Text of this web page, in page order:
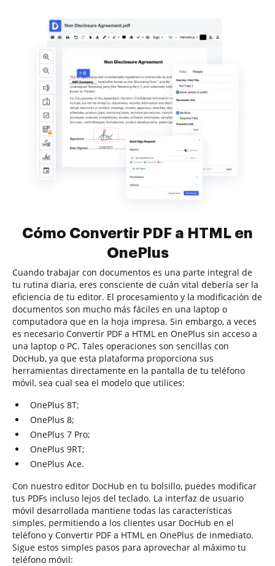
Cómo Convertir PDF a HTML en
OnePlus
Cuando trabajar con documentos es una parte integral de
tu rutina diaria, eres consciente de cuán vital debería ser la
eficiencia de tu editor. El procesamiento y la modificación de
documentos son mucho más fáciles en una laptop o
computadora que en la hoja impresa. Sin embargo, a veces
es necesario Convertir PDF a HTML en OnePlus sin acceso a
una laptop o PC. Tales operaciones son sencillas con
DocHub, ya que esta plataforma proporciona sus
herramientas directamente en la pantalla de tu teléfono
móvil, sea cual sea el modelo que utilices:
OnePlus 8T;
OnePlus 8;
OnePlus 7 Pro;
OnePlus 9RT;
OnePlus Ace.
Con nuestro editor DocHub en tu bolsillo, puedes modificar
tus PDFs incluso lejos del teclado. La interfaz de usuario
móvil desarrollada mantiene todas las características
simples, permitiendo a los clientes usar DocHub en el
teléfono y Convertir PDF a HTML en OnePlus de inmediato.
Sigue estos simples pasos para aprovechar al máximo tu
teléfono móvil: